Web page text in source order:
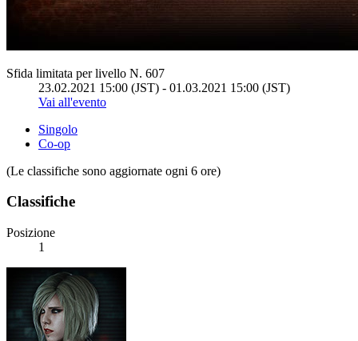
Sfida limitata per livello N. 607
23.02.2021 15:00 (JST) - 01.03.2021 15:00 (JST)
Vai all'evento
Singolo
Co-op
(Le classifiche sono aggiornate ogni 6 ore)
Classifiche
Posizione
1